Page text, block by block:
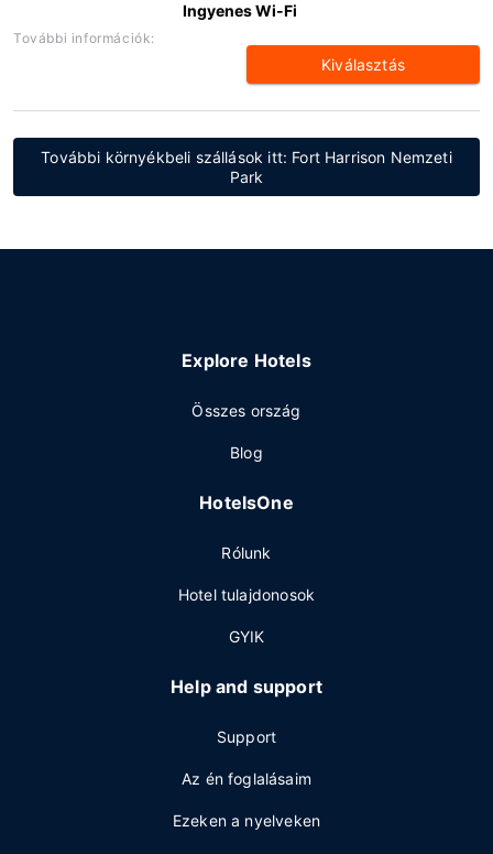
Ingyenes Wi-Fi
További információk:
Kiválasztás
További környékbeli szállások itt: Fort Harrison Nemzeti
Park
Explore Hotels
Összes ország
Blog
HotelsOne
Rólunk
Hotel tulajdonosok
GYIK
Help and support
Support
Az én foglalásaim
Ezeken a nyelveken